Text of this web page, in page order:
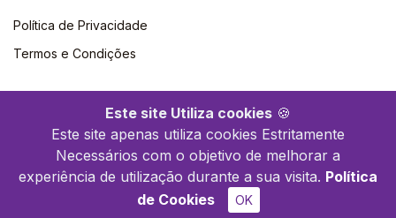
Este site Utiliza cookies 🍪
Este site apenas utiliza cookies Estritamente
Necessários com o objetivo de melhorar a
experiência de utilização durante a sua visita. Política
de Cookies
OK
Política de Privacidade
Termos e Condições
©2026 Polytechnica. Todos os direitos reservados